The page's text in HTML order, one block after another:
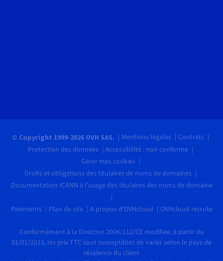
© Copyright 1999-2026 OVH SAS. Mentions légales
Contrats
Protection des données
Accessibilité : non conforme
Gérer mes cookies
Droits et obligations des titulaires de noms de domaines
Documentation ICANN à l'usage des titulaires des noms de domaine
Paiements Plan de site A propos d'OVHcloud OVHcloud recrute
Conformément à la Directive 2006/112/CE modifiée, à partir du
01/01/2015, les prix TTC sont susceptibles de varier selon le pays de
résidence du client